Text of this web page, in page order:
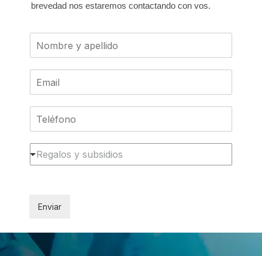
brevedad nos estaremos contactando con vos.
Regalos y subsidios
Enviar